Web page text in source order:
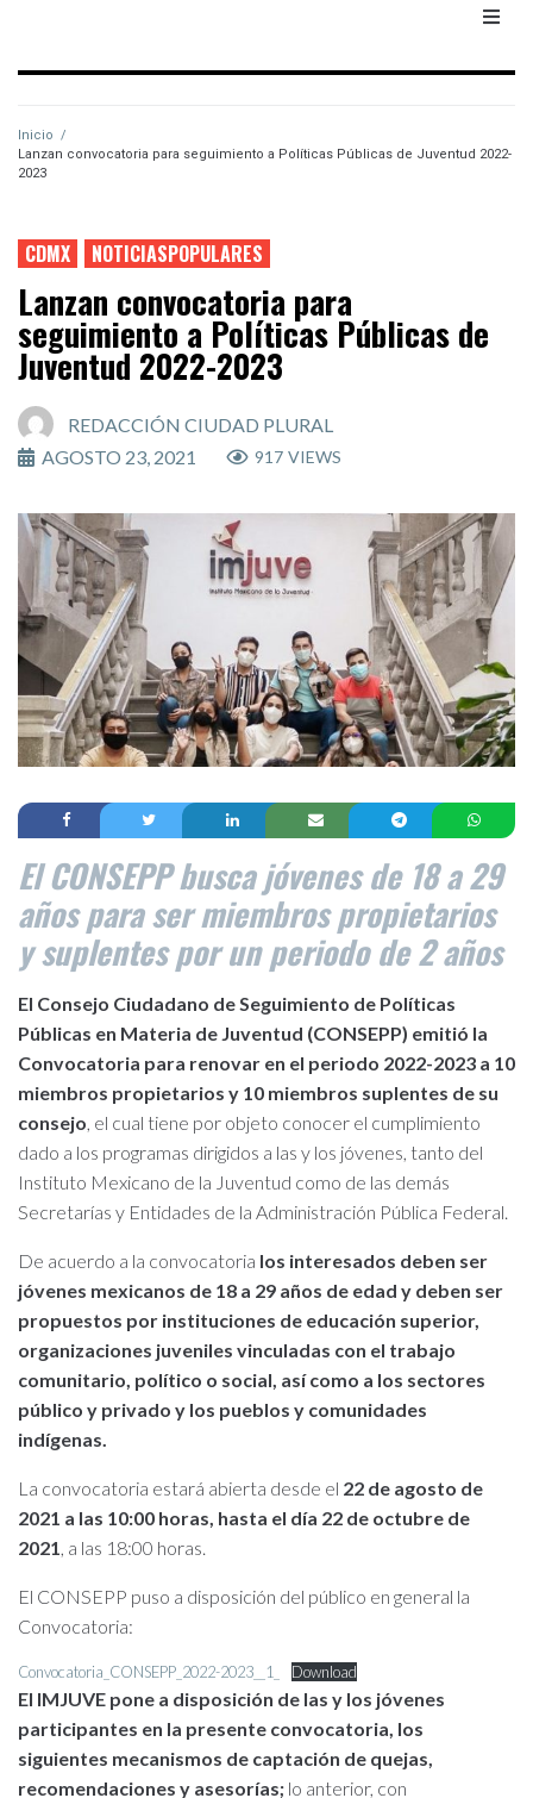
Inicio /
Lanzan convocatoria para seguimiento a Políticas Públicas de Juventud 2022-
2023
CDMX NOTICIASPOPULARES
Lanzan convocatoria para
seguimiento a Políticas Públicas de
Juventud 2022-2023
REDACCIÓN CIUDAD PLURAL
AGOSTO 23, 2021
917 VIEWS
El CONSEPP busca jóvenes de 18 a 29
años para ser miembros propietarios
y suplentes por un periodo de 2 años
El Consejo Ciudadano de Seguimiento de Políticas
Públicas en Materia de Juventud (CONSEPP) emitió la
Convocatoria para renovar en el periodo 2022-2023 a 10
miembros propietarios y 10 miembros suplentes de su
consejo, el cual tiene por objeto conocer el cumplimiento
dado a los programas dirigidos a las y los jóvenes, tanto del
Instituto Mexicano de la Juventud como de las demás
Secretarías y Entidades de la Administración Pública Federal.
De acuerdo a la convocatoria los interesados deben ser
jóvenes mexicanos de 18 a 29 años de edad y deben ser
propuestos por instituciones de educación superior,
organizaciones juveniles vinculadas con el trabajo
comunitario, político o social, así como a los sectores
público y privado y los pueblos y comunidades
indígenas.
La convocatoria estará abierta desde el 22 de agosto de
2021 a las 10:00 horas, hasta el día 22 de octubre de
2021, a las 18:00 horas.
El CONSEPP puso a disposición del público en general la
Convocatoria:
Convocatoria_CONSEPP_2022-2023__1_ Download
El IMJUVE pone a disposición de las y los jóvenes
participantes en la presente convocatoria, los
siguientes mecanismos de captación de quejas,
recomendaciones y asesorías; lo anterior, con